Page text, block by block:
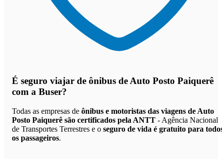
É seguro viajar de ônibus de Auto Posto Paiquerê
com a Buser?
Todas as empresas de ônibus e motoristas das viagens de Auto
Posto Paiquerê são certificados pela ANTT - Agência Nacional
de Transportes Terrestres e o seguro de vida é gratuito para
os passageiros.